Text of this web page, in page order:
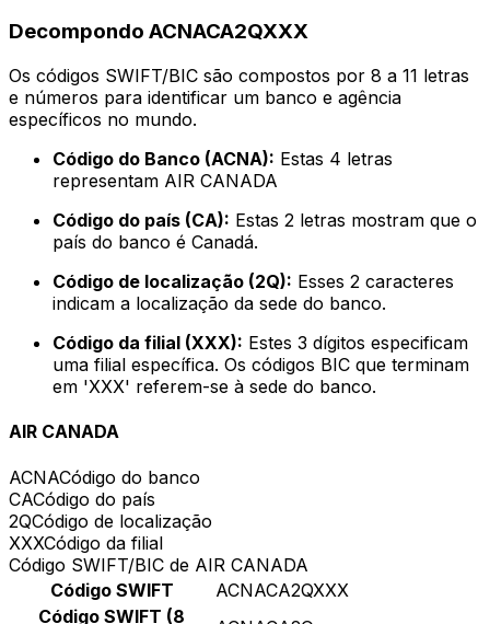
Decompondo ACNACA2QXXX
Os códigos SWIFT/BIC são compostos por 8 a 11 letras
e números para identificar um banco e agência
específicos no mundo.
Código do Banco (ACNA): Estas 4 letras
representam AIR CANADA
Código do país (CA): Estas 2 letras mostram que o
país do banco é Canadá.
Código de localização (2Q): Esses 2 caracteres
indicam a localização da sede do banco.
Código da filial (XXX): Estes 3 dígitos especificam
uma filial específica. Os códigos BIC que terminam
em 'XXX' referem-se à sede do banco.
AIR CANADA
ACNACódigo do banco
CACódigo do país
2QCódigo de localização
XXXCódigo da filial
Código SWIFT/BIC de AIR CANADA
Código SWIFT
ACNACA2QXXX
Código SWIFT (8